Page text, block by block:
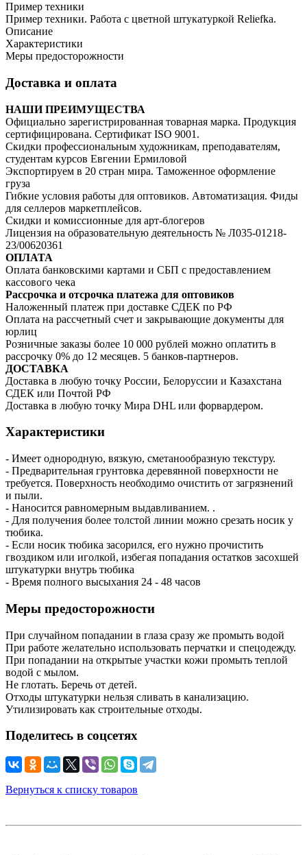
Пример техники
Пример техники. Работа с цветной штукатуркой Reliefka.
Описание
Характеристики
Меры предосторожности
Доставка и оплата
НАШИ ПРЕИМУЩЕСТВА
Официально зарегистрированная товарная марка. Продукция
сертифицирована. Сертификат ISO 9001.
Скидки профессиональным художникам, преподавателям,
студентам курсов Евгении Ермиловой
Экспортируем в 20 стран мира. Таможенное оформление
груза
Гибкие условия работы для оптовиков. Автоматизация. Фиды
для селлеров маркетплейсов.
Скидки и комиссионные для арт-блогеров
Лицензия на образовательную деятельность № Л035-01218-
23/00620361
ОПЛАТА
Оплата банковскими картами и СБП с предоставлением
кассового чека
Рассрочка и отсрочка платежа для оптовиков
Наложенный платеж при доставке СДЕК по РФ
Оплата на рассчетный счет и закрывающие документы для
юрлиц
Розничные заказы более 10 000 рублей можно оплатить в
рассрочку 0% до 12 месяцев. 5 банков-партнеров.
ДОСТАВКА
Доставка в любую точку России, Белоруссии и Казахстана
СДЕК или Почтой РФ
Доставка в любую точку Мира DHL или форвардером.
Характеристики
- Имеет однородную, вязкую, сметанообразную текстуру.
- Предварительная грунтовка деревянной поверхности не
требуется. Поверхность необходимо очистить от загрязнений
и пыли.
- Наносится равномерным выдавливанием. .
- Для получения более толстой линии можно срезать носик у
тюбика.
- Если носик тюбика засорился, его нужно прочистить
гвоздиком или иголкой, избегая попадания остатков засохшей
штукатурки внутрь тюбика
- Время полного высыхания 24 - 48 часов
Меры предосторожности
При случайном попадании в глаза сразу же промыть водой
При работе желательно использовать перчатки и спецодежду.
При попадании на открытые участки кожи промыть теплой
водой с мылом.
Не глотать. Беречь от детей.
Отходы штукатурки нельзя сливать в канализацию.
Утилизировать как строительные отходы.
Поделитесь в соцсетях
Вернуться к списку товаров